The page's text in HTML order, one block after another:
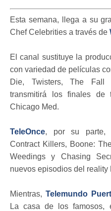
Esta semana, llega a su
Chef Celebrities a través de
El canal sustituye la
con variedad de películas
Die, Twisters, The Fall
transmitirá los finales de
Chicago Med.
TeleOnce, por su parte,
Contract Killers, Boone:
Weedings y Chasing
nuevos episodios del reality
Mientras, Telemundo
La casa de los famosos,